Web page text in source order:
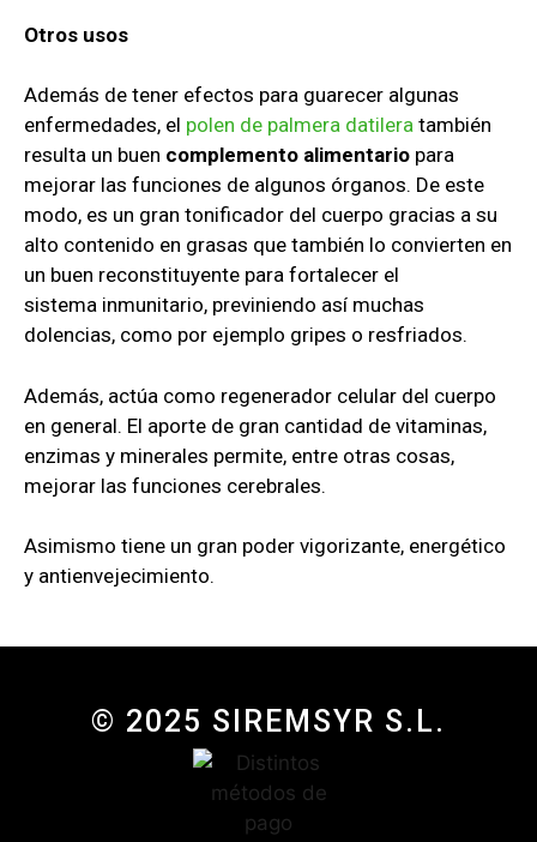
Otros usos
Además de tener efectos para guarecer algunas
enfermedades, el polen de palmera datilera también
resulta un buen complemento alimentario para
mejorar las funciones de algunos órganos. De este
modo, es un gran tonificador del cuerpo gracias a su
alto contenido en grasas que también lo convierten en
un buen reconstituyente para fortalecer el
sistema inmunitario, previniendo así muchas
dolencias, como por ejemplo gripes o resfriados.
Además, actúa como regenerador celular del cuerpo
en general. El aporte de gran cantidad de vitaminas,
enzimas y minerales permite, entre otras cosas,
mejorar las funciones cerebrales.
Asimismo tiene un gran poder vigorizante, energético
y antienvejecimiento.
© 2025 SIREMSYR S.L.